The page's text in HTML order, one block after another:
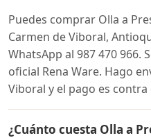
Puedes comprar Olla a
Carmen de Viboral,
WhatsApp al 987 470 966.
oficial Rena Ware. Hago
Viboral y el pago es
¿Cuánto cuesta Olla a